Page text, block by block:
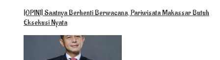
[OPINI] Saatnya Berhenti Berwacana, Pariwisata Makassar Butuh
Eksekusi Nyata